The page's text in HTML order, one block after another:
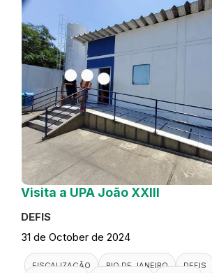
Visita a UPA João XXIII
DEFIS
31 de October de 2024
FISCALIZAÇÃO RIO DE JANEIRO
DEFIS